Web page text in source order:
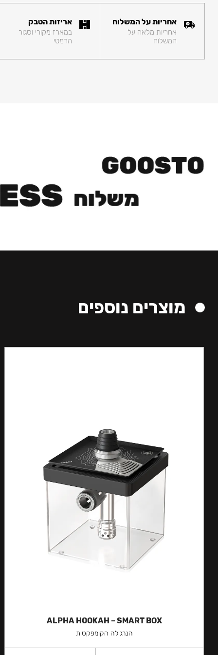
אחריות על המשלוח
אחריות מלאה על
המשלוח
אריזות הטבק
במארז מקורי וסגור
הרמטי
מוצרים נוספים
ALPHA HOOKAH – SMART BOX
הנרגילה הקומפקטית